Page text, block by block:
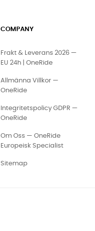
COMPANY
Frakt & Leverans 2026 —
EU 24h | OneRide
Allmänna Villkor —
OneRide
Integritetspolicy GDPR —
OneRide
Om Oss — OneRide
Europeisk Specialist
Sitemap